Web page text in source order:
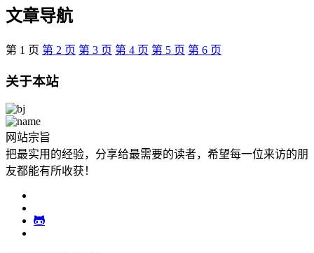
文章导航
第 1 页 第 2 页 第 3 页 第 4 页 第 5 页 第 6 页
关于本站
网站宗旨
把最实用的经验，分享给最需要的读者，希望每一位来访的朋
友都能有所收获！